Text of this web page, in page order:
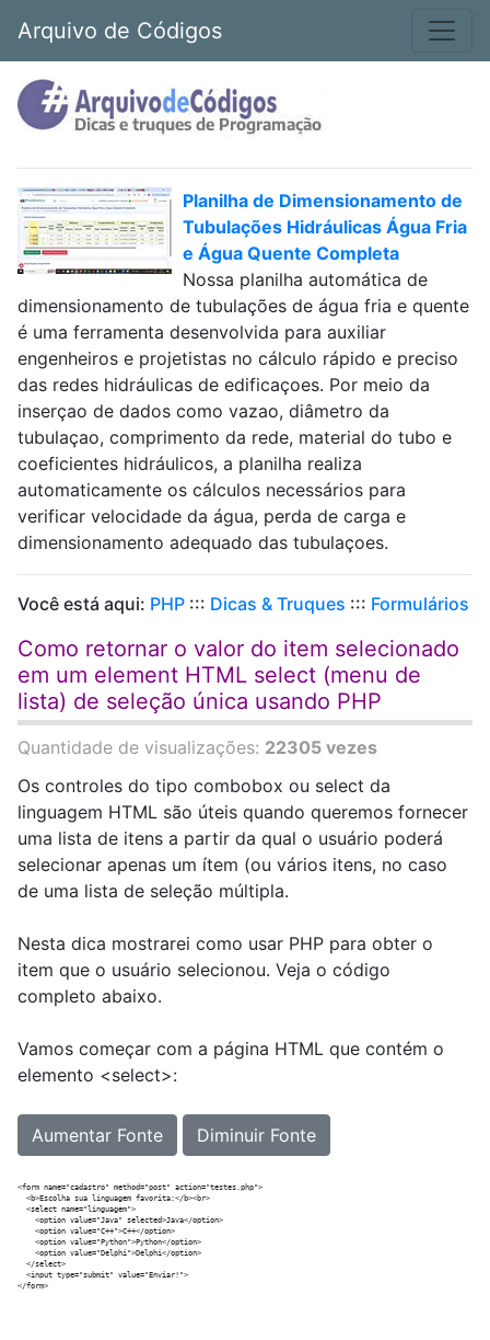
Arquivo de Códigos
Planilha de Dimensionamento de
Tubulações Hidráulicas Água Fria
e Água Quente Completa
Nossa planilha automática de
dimensionamento de tubulações de água fria e quente
é uma ferramenta desenvolvida para auxiliar
engenheiros e projetistas no cálculo rápido e preciso
das redes hidráulicas de edificaçoes. Por meio da
inserçao de dados como vazao, diâmetro da
tubulaçao, comprimento da rede, material do tubo e
coeficientes hidráulicos, a planilha realiza
automaticamente os cálculos necessários para
verificar velocidade da água, perda de carga e
dimensionamento adequado das tubulaçoes.
Você está aqui: PHP ::: Dicas & Truques ::: Formulários
Como retornar o valor do item selecionado
em um element HTML select (menu de
lista) de seleção única usando PHP
Quantidade de visualizações: 22305 vezes
Os controles do tipo combobox ou select da
linguagem HTML são úteis quando queremos fornecer
uma lista de itens a partir da qual o usuário poderá
selecionar apenas um ítem (ou vários itens, no caso
de uma lista de seleção múltipla.
Nesta dica mostrarei como usar PHP para obter o
item que o usuário selecionou. Veja o código
completo abaixo.
Vamos começar com a página HTML que contém o
elemento <select>:
Aumentar Fonte Diminuir Fonte
<form name="cadastro" method="post" action="testes.php">
  <b>Escolha sua linguagem favorita:</b><br>
  <select name="linguagem">
    <option value="Java" selected>Java</option>
    <option value="C++">C++</option>
    <option value="Python">Python</option>
    <option value="Delphi">Delphi</option>
  </select>
  <input type="submit" value="Enviar!">